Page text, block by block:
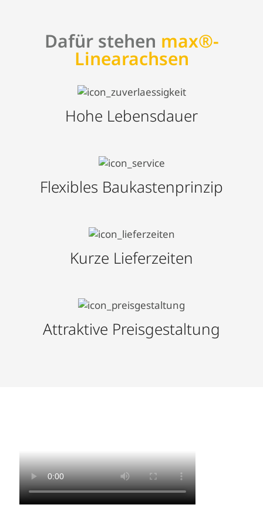
Dafür stehen max®-
Linearachsen
Hohe Lebensdauer
Flexibles Baukastenprinzip
Kurze Lieferzeiten
Attraktive Preisgestaltung